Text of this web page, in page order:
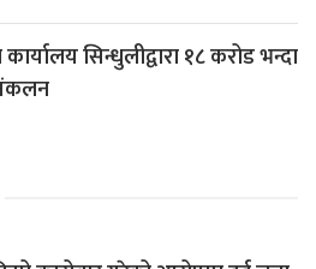
सिन्धुलीद्वारा १८ करोड भन्दा